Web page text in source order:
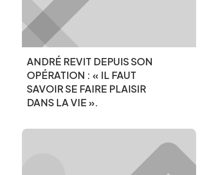
ANDRÉ REVIT DEPUIS SON
OPÉRATION : « IL FAUT
SAVOIR SE FAIRE PLAISIR
DANS LA VIE ».